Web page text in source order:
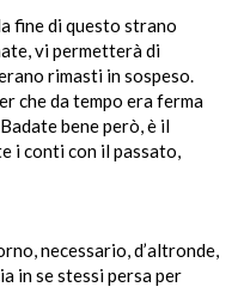
fine di questo strano
vi permetterà di
rimasti in sospeso.
che da tempo era ferma
bene però, è il
i conti con il passato,
necessario, d’altronde,
in se stessi persa per